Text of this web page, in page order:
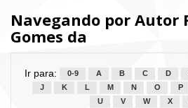
Navegando por Autor
Gomes da
Ir para: 0-9 A B C D
J
K L M N O P
U
V W X